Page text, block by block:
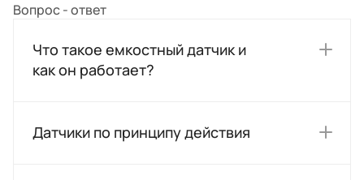
Вопрос - ответ
Что такое емкостный датчик и
как он работает?
Датчики по принципу действия